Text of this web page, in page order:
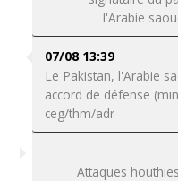
l'Arabie
07/08 13:39
Le Pakistan, l'Arabie
accord de défense
ceg/thm/adr
Attaques